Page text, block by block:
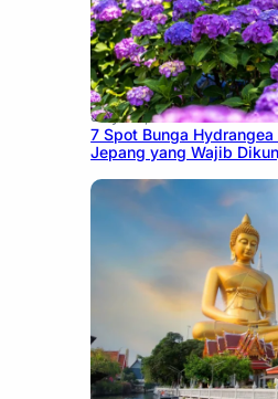
July 23, 2026
7 Spot Bunga
Jepang yang Wajib